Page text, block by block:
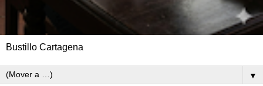
Bustillo Cartagena
▼